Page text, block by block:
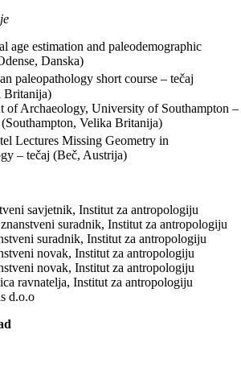
age estimation and paleodemographic
Danska)
paleopathology short course – tečaj
Britanija)
of Archaeology, University of Southampton –
Velika Britanija)
Lectures Missing Geometry in
– tečaj (Beč, Austrija)
savjetnik, Institut za antropologiju
suradnik, Institut za antropologiju
suradnik, Institut za antropologiju
novak, Institut za antropologiju
novak, Institut za antropologiju
ravnatelja, Institut za antropologiju
d.o.o